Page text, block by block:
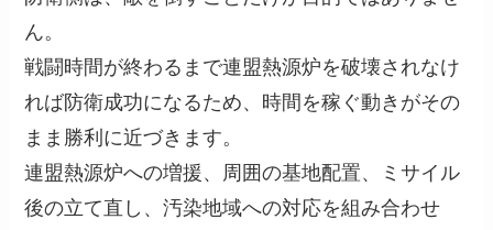
ん。
戦闘時間が終わるまで連盟熱源炉を破壊されなけ
れば防衛成功になるため、時間を稼ぐ動きがその
まま勝利に近づきます。
連盟熱源炉への増援、周囲の基地配置、ミサイル
後の立て直し、汚染地域への対応を組み合わせ